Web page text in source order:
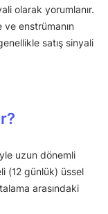
olarak yorumlanır.
enstrümanın
satış sinyali
uzun dönemli
(12 günlük) üssel
arasındaki